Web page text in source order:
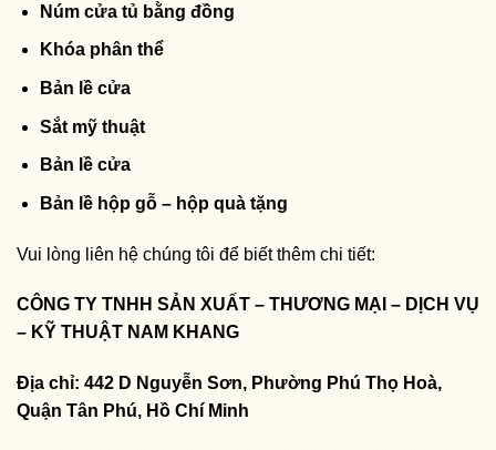
Núm cửa tủ bằng đồng
Khóa phân thể
Bản lề cửa
Sắt mỹ thuật
Bản lề cửa
Bản lề hộp gỗ – hộp quà tặng
Vui lòng liên hệ chúng tôi để biết thêm chi tiết:
CÔNG TY TNHH SẢN XUẤT – THƯƠNG MẠI – DỊCH VỤ
– KỸ THUẬT NAM KHANG
Địa chỉ: 442 D Nguyễn Sơn, Phường Phú Thọ Hoà,
Quận Tân Phú, Hồ Chí Minh